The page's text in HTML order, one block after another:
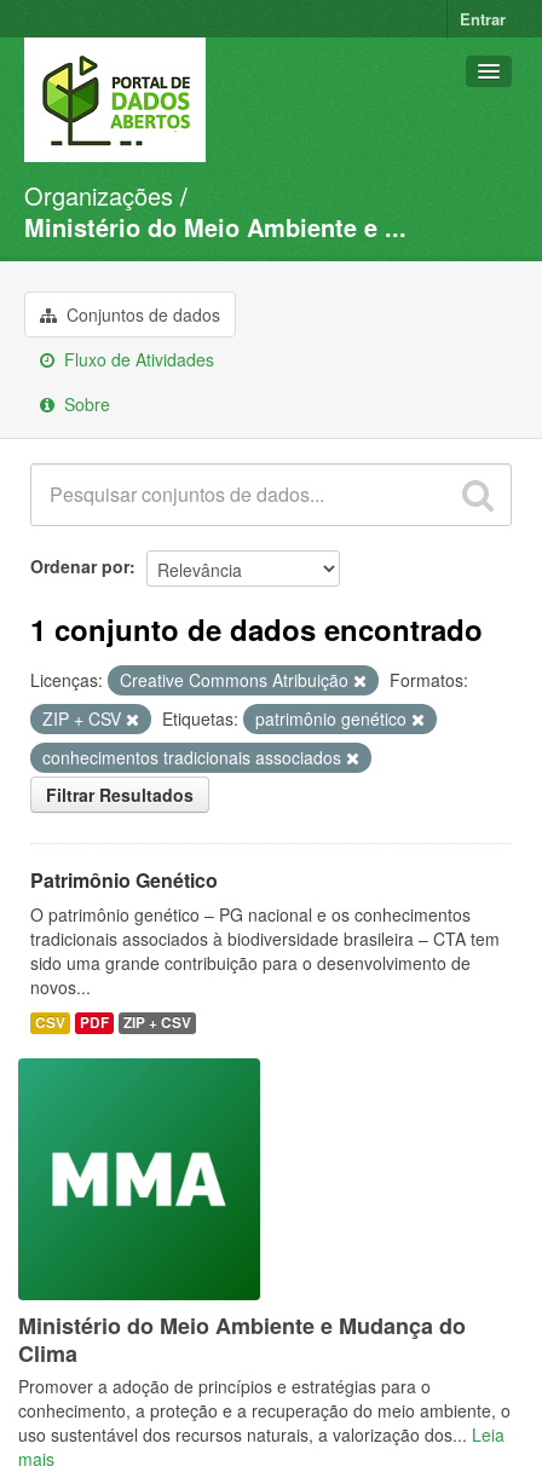
Entrar
Conjuntos de dados
Organizações
Sobre
Organizações
Ministério do Meio Ambiente e ...
Conjuntos de dados
Fluxo de Atividades
Sobre
Ordenar por
1 conjunto de dados encontrado
Licenças: Creative Commons Atribuição
Formatos:
ZIP + CSV
Etiquetas:
patrimônio genético
conhecimentos tradicionais associados
Filtrar Resultados
Patrimônio Genético
O patrimônio genético – PG nacional e os conhecimentos
tradicionais associados à biodiversidade brasileira – CTA tem
sido uma grande contribuição para o desenvolvimento de
novos...
CSV PDF ZIP + CSV
Ministério do Meio Ambiente e Mudança do
Clima
Promover a adoção de princípios e estratégias para o
conhecimento, a proteção e a recuperação do meio ambiente, o
uso sustentável dos recursos naturais, a valorização dos... Leia
mais